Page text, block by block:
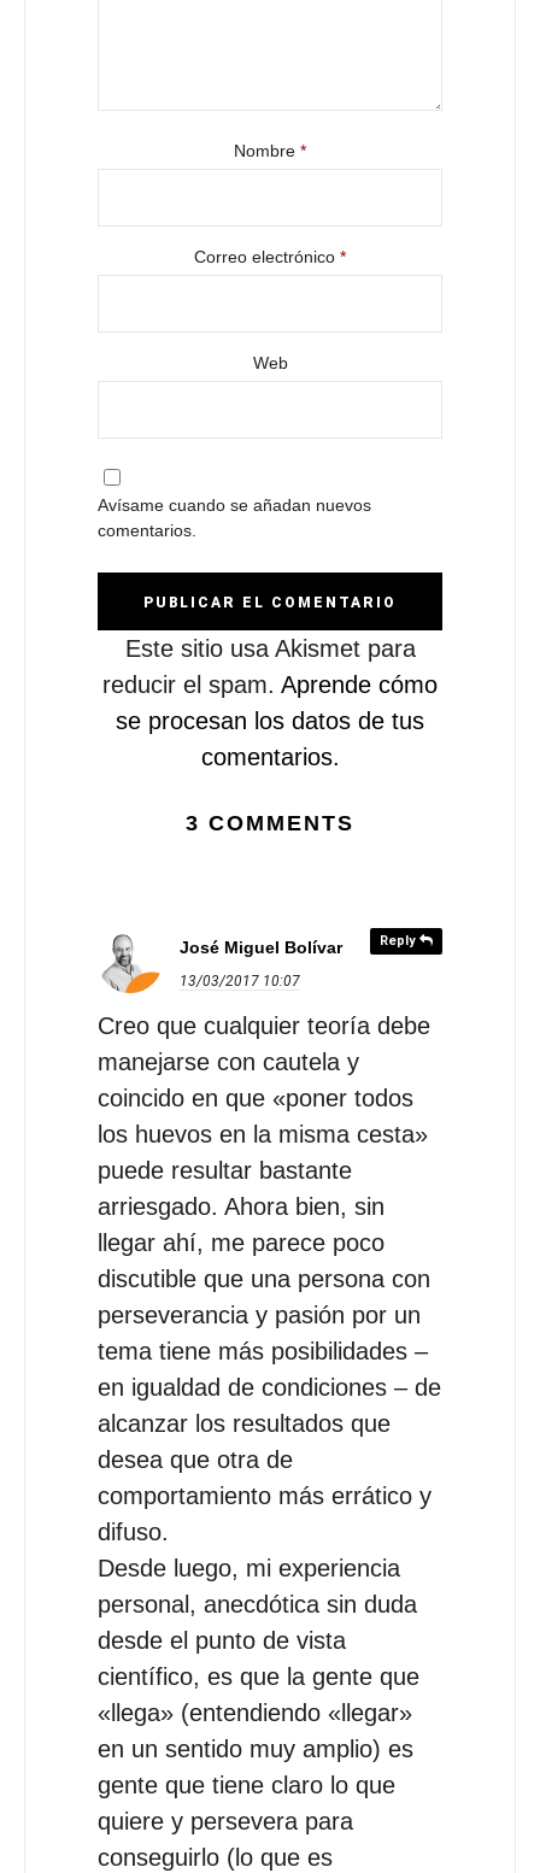
Nombre *
Correo electrónico *
Web
Avísame cuando se añadan nuevos
comentarios.
Este sitio usa Akismet para
reducir el spam. Aprende cómo
se procesan los datos de tus
comentarios.
3 COMMENTS
Reply
José Miguel Bolívar
13/03/2017 10:07
Creo que cualquier teoría debe
manejarse con cautela y
coincido en que «poner todos
los huevos en la misma cesta»
puede resultar bastante
arriesgado. Ahora bien, sin
llegar ahí, me parece poco
discutible que una persona con
perseverancia y pasión por un
tema tiene más posibilidades –
en igualdad de condiciones – de
alcanzar los resultados que
desea que otra de
comportamiento más errático y
difuso.
Desde luego, mi experiencia
personal, anecdótica sin duda
desde el punto de vista
científico, es que la gente que
«llega» (entendiendo «llegar»
en un sentido muy amplio) es
gente que tiene claro lo que
quiere y persevera para
conseguirlo (lo que es